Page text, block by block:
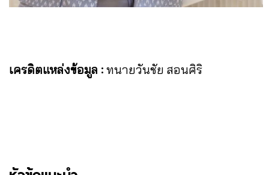
เครดิตแหล่งข้อมูล : ทนายวันชัย สอนศิริ